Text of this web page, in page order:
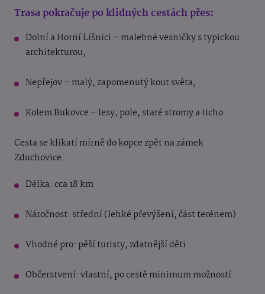
Trasa pokračuje po klidných cestách přes:
Dolní a Horní Líšnici – malebné vesničky s typickou
architekturou,
Nepřejov – malý, zapomenutý kout světa,
Kolem Bukovce – lesy, pole, staré stromy a ticho.
Cesta se klikatí mírně do kopce zpět na zámek
Zduchovice.
Délka: cca 18 km
Náročnost: střední (lehké převýšení, část terénem)
Vhodné pro: pěší turisty, zdatnější děti
Občerstvení: vlastní, po cestě minimum možností